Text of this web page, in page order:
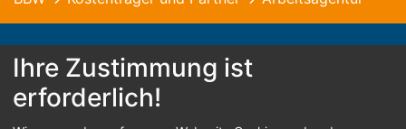
© 2026 B.B.W. St. Franziskus Abensberg
Ihre Zustimmung ist
erforderlich!